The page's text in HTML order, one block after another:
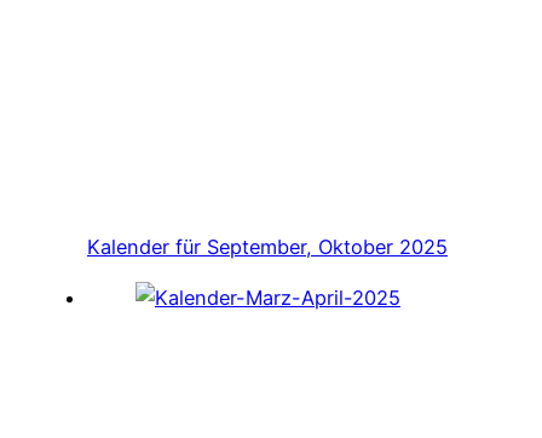
Kalender für September, Oktober 2025